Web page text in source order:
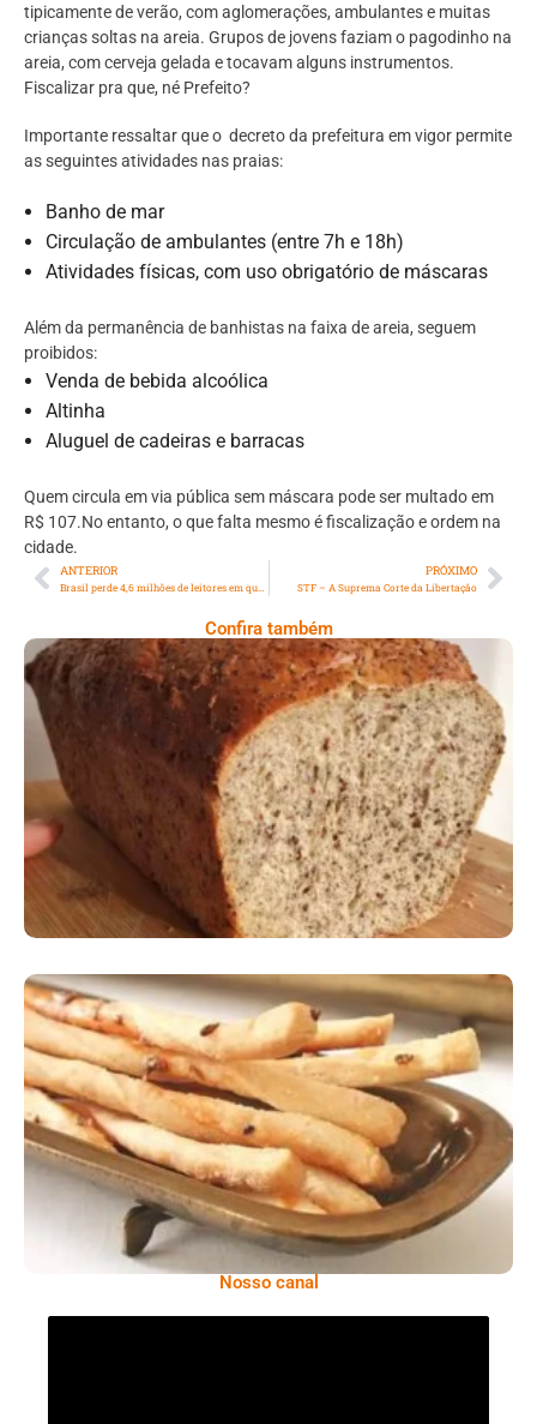
tipicamente de verão, com aglomerações, ambulantes e muitas
crianças soltas na areia. Grupos de jovens faziam o pagodinho na
areia, com cerveja gelada e tocavam alguns instrumentos.
Fiscalizar pra que, né Prefeito?
Importante ressaltar que o decreto da prefeitura em vigor permite
as seguintes atividades nas praias:
Banho de mar
Circulação de ambulantes (entre 7h e 18h)
Atividades físicas, com uso obrigatório de máscaras
Além da permanência de banhistas na faixa de areia, seguem
proibidos:
Venda de bebida alcoólica
Altinha
Aluguel de cadeiras e barracas
Quem circula em via pública sem máscara pode ser multado em
R$ 107.No entanto, o que falta mesmo é fiscalização e ordem na
cidade.
ANTERIOR PRÓXIMO
STF – A Suprema Corte da Libertação
Confira também
Comer Bem: Pão Low Carb
Comer Bem: Palitinhos De Cebola E Salsa
Nosso canal